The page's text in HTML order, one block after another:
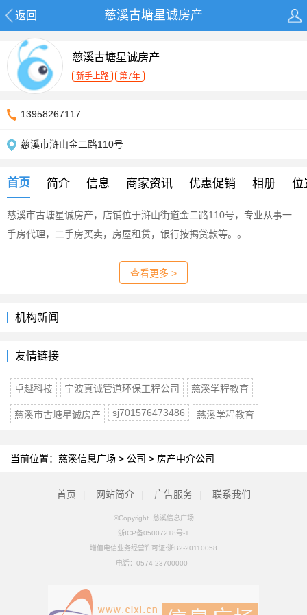
返回 慈溪古塘星诚房产
慈溪古塘星诚房产
新手上路 第7年
13958267117
慈溪市浒山金二路110号
首页 简介 信息 商家资讯 优惠促销 相册 位
慈溪市古塘星诚房产，店铺位于浒山街道金二路110号，专业从事一
手房代理，二手房买卖，房屋租赁，银行按揭贷款等。。...
查看更多 >
机构新闻
友情链接
卓越科技 宁波真诚管道环保工程公司 慈溪学程教育
慈溪市古塘星诚房产 sj701576473486 慈溪学程教育
当前位置： 慈溪信息广场 > 公司 > 房产中介公司
首页 网站简介 广告服务 联系我们
©Copyright 慈溪信息广场
浙ICP备05007218号-1
增值电信业务经营许可证:浙B2-20110058
电话： 0574-23700000